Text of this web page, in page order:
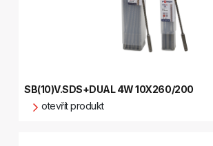
SB(10)V.SDS+DUAL 4W 10X260/200
otevřít produkt